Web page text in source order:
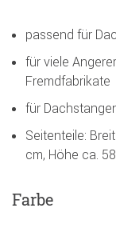
passend für
für viele
Fremdfabrikate
für
Seitenteile:
cm, Höhe ca.
Farbe